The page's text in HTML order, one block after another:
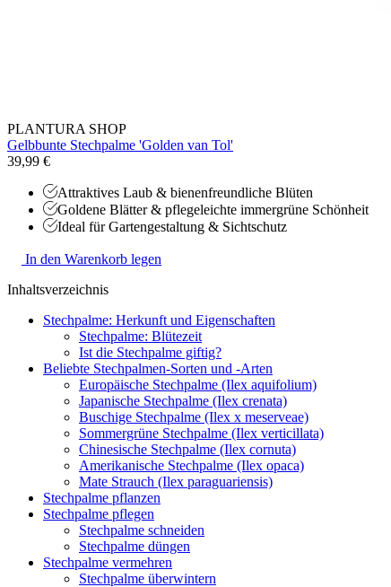
PLANTURA SHOP
Gelbbunte Stechpalme 'Golden van Tol'
39,99 €
Attraktives Laub & bienenfreundliche Blüten
Goldene Blätter & pflegeleichte immergrüne Schönheit
Ideal für Gartengestaltung & Sichtschutz
In den Warenkorb legen
Inhaltsverzeichnis
Stechpalme: Herkunft und Eigenschaften
Stechpalme: Blütezeit
Ist die Stechpalme giftig?
Beliebte Stechpalmen-Sorten und -Arten
Europäische Stechpalme (Ilex aquifolium)
Japanische Stechpalme (Ilex crenata)
Buschige Stechpalme (Ilex x meserveae)
Sommergrüne Stechpalme (Ilex verticillata)
Chinesische Stechpalme (Ilex cornuta)
Amerikanische Stechpalme (Ilex opaca)
Mate Strauch (Ilex paraguariensis)
Stechpalme pflanzen
Stechpalme pflegen
Stechpalme schneiden
Stechpalme düngen
Stechpalme vermehren
Stechpalme überwintern